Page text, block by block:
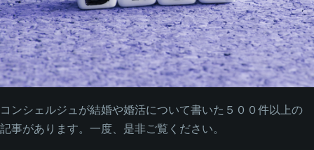
コンシェルジュが結婚や婚活について書いた５００件以上の
記事があります。一度、是非ご覧ください。